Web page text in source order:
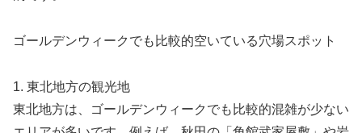
ゴールデンウィークでも比較的空いている穴場スポット
1. 東北地方の観光地
東北地方は、ゴールデンウィークでも比較的混雑が少ない